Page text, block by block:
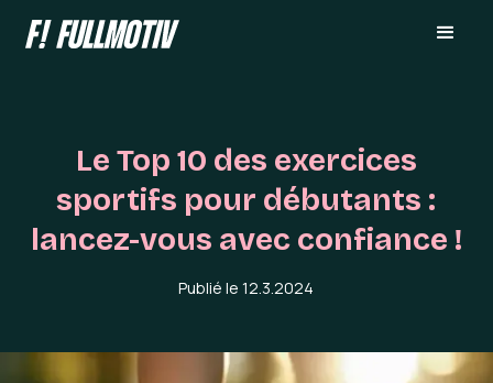
Le Top 10 des exercices
sportifs pour débutants :
lancez-vous avec confiance !
Publié le12.3.2024